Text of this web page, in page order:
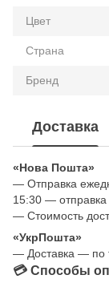
Цвет
Страна
Бренд
Доставка
«Нова Пошта»
— Отправка
15:30 — отправка
— Стоимость
«УкрПошта»
— Доставка — по
💳 Способы